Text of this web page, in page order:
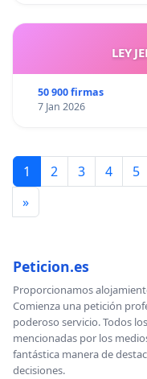
LEY
50 900 firmas
7 Jan 2026
1 2 3 4 5
»
Peticion.es
Proporcionamos
Comienza una petición
poderoso servicio. Todos
mencionadas por los
fantástica manera de
decisiones.